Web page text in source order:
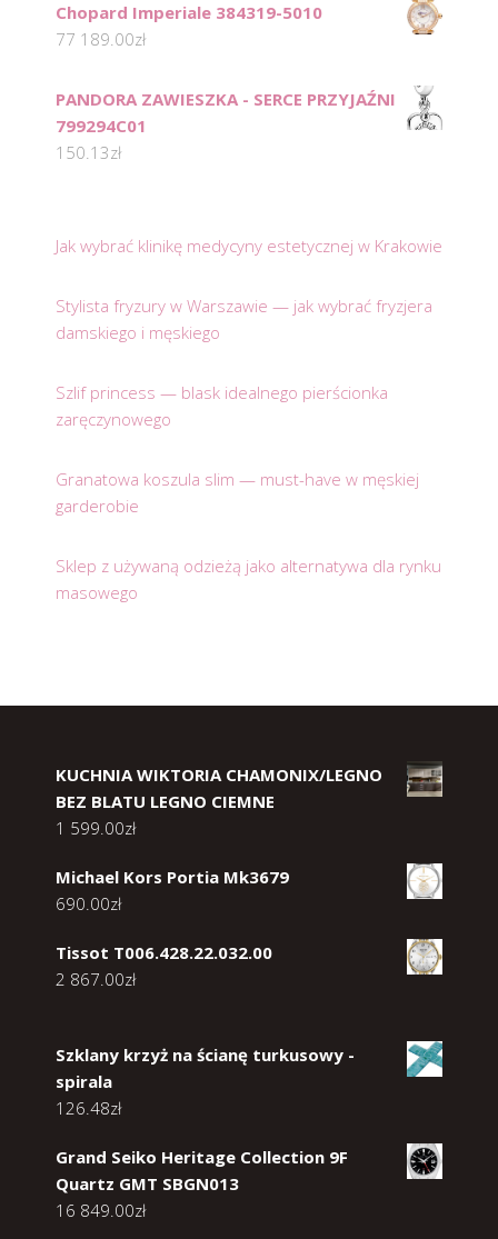
Chopard Imperiale 384319-5010
77 189.00zł
PANDORA ZAWIESZKA - SERCE PRZYJAŹNI
799294C01
150.13zł
Jak wybrać klinikę medycyny estetycznej w Krakowie
Stylista fryzury w Warszawie — jak wybrać fryzjera
damskiego i męskiego
Szlif princess — blask idealnego pierścionka
zaręczynowego
Granatowa koszula slim — must-have w męskiej
garderobie
Sklep z używaną odzieżą jako alternatywa dla rynku
masowego
KUCHNIA WIKTORIA CHAMONIX/LEGNO
BEZ BLATU LEGNO CIEMNE
1 599.00zł
Michael Kors Portia Mk3679
690.00zł
Tissot T006.428.22.032.00
2 867.00zł
Szklany krzyż na ścianę turkusowy -
spirala
126.48zł
Grand Seiko Heritage Collection 9F
Quartz GMT SBGN013
16 849.00zł